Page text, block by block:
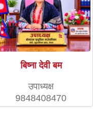
बिष्ना देवी बम
उपाध्यक्ष
9848408470